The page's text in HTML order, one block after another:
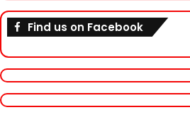
Find us on Facebook